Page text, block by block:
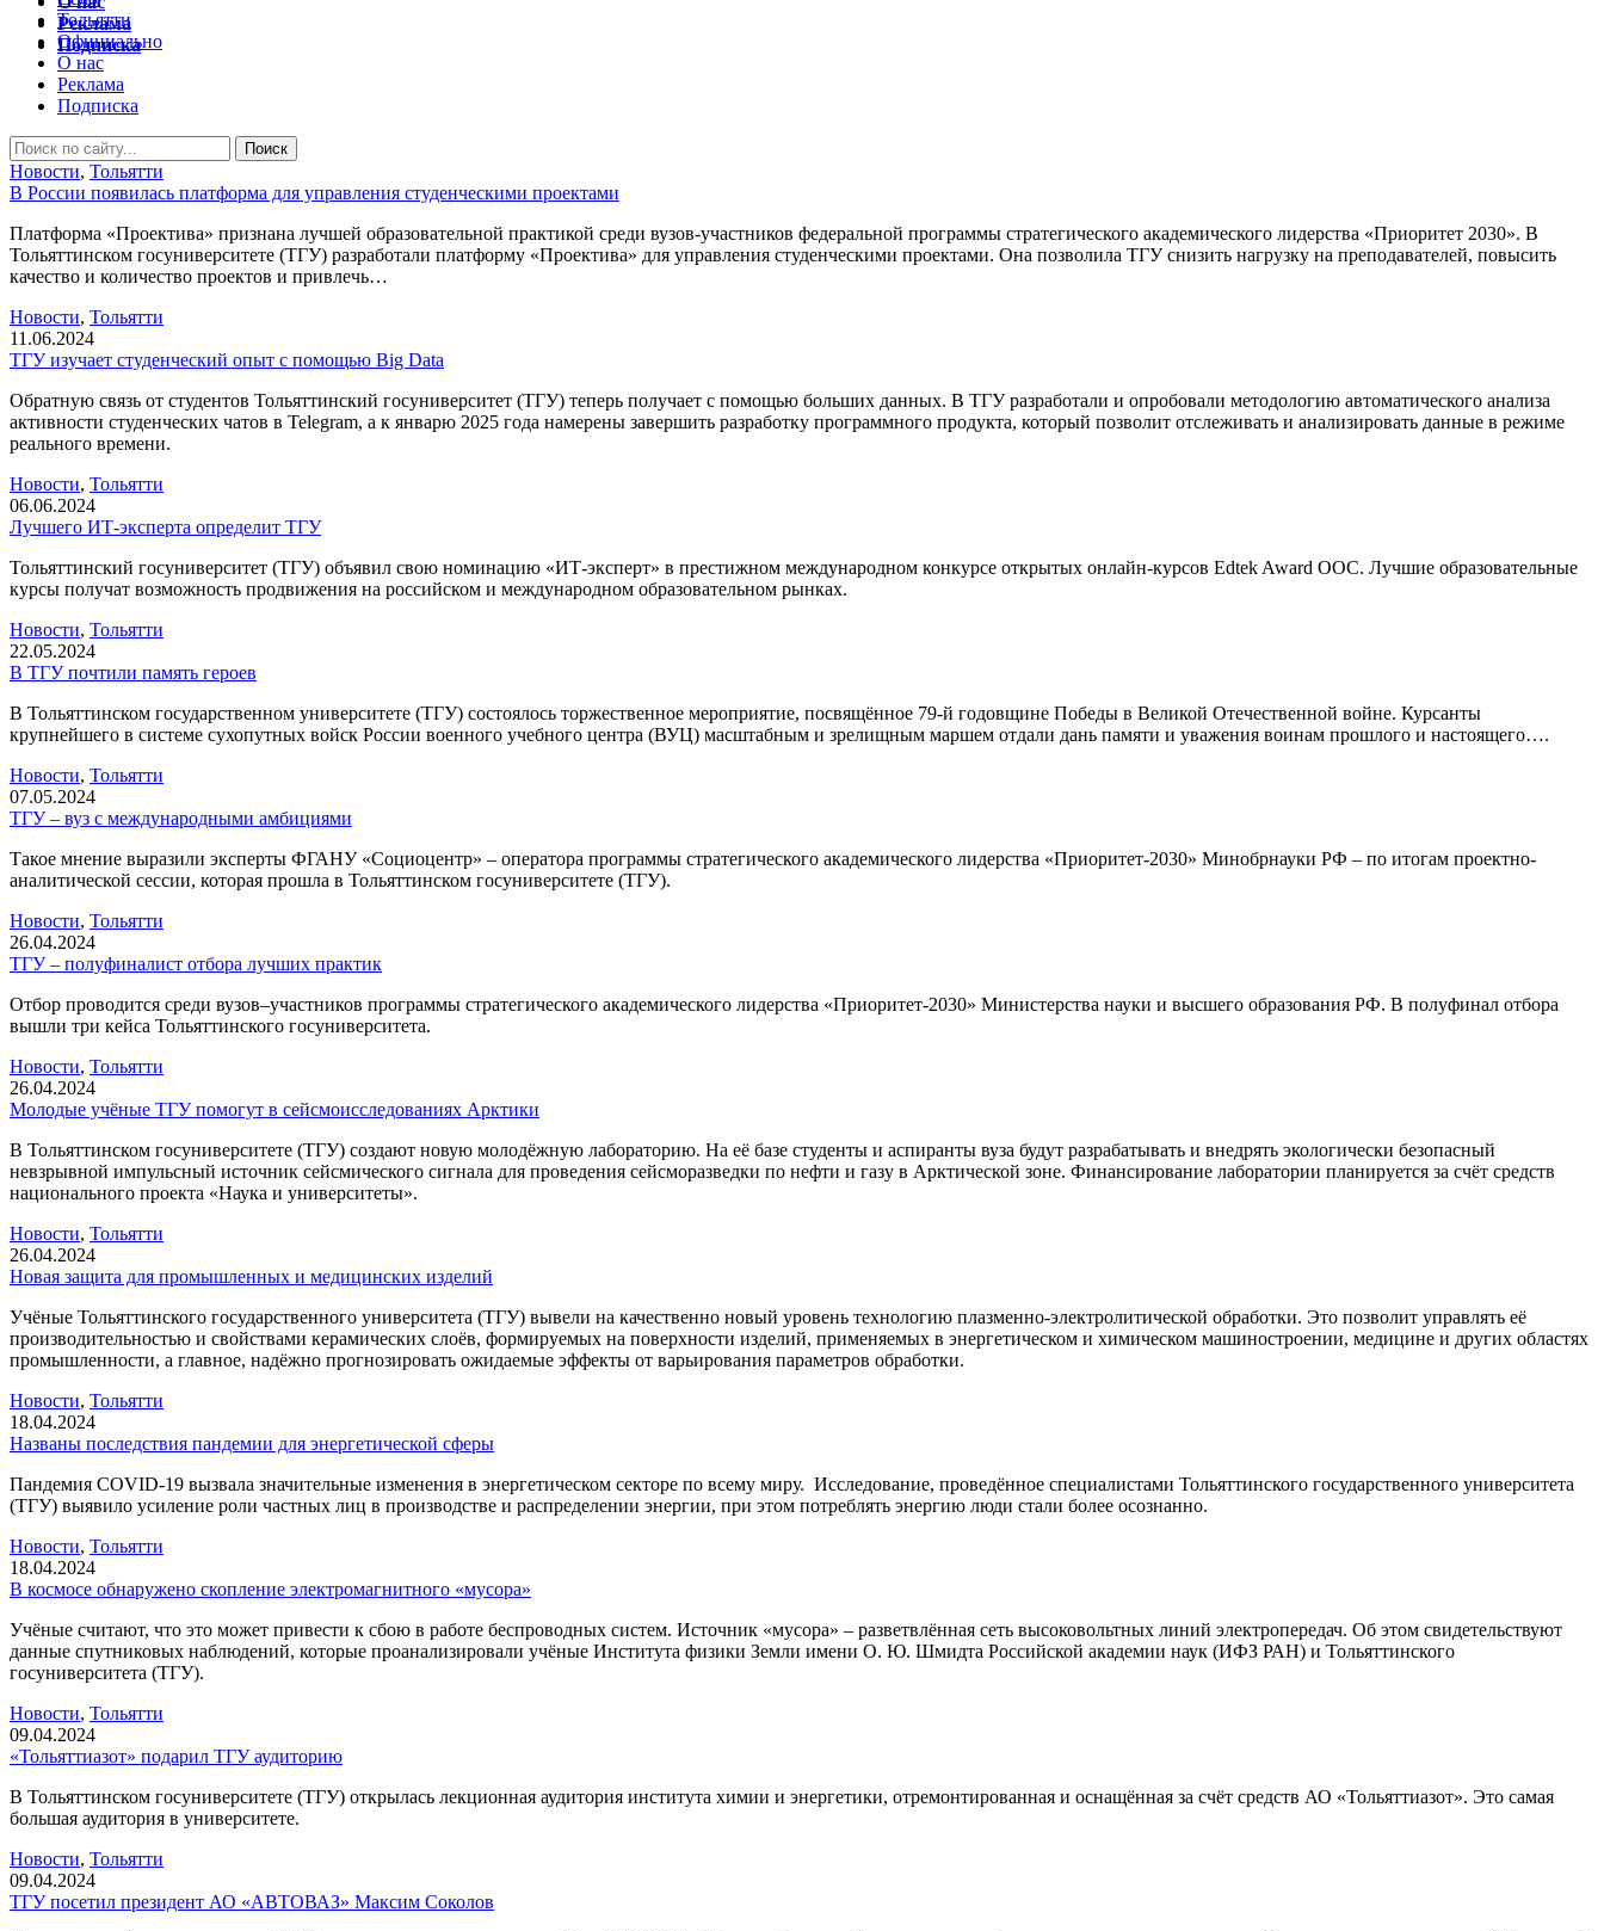
Тольятти
Официально
О нас
Реклама
Подписка
Новости, Тольятти
В России появилась платформа для управления студенческими проектами
Платформа «Проектива» признана лучшей образовательной практикой среди вузов-участников федеральной программы стратегического академического лидерства «Приоритет 2030». В
Тольяттинском госуниверситете (ТГУ) разработали платформу «Проектива» для управления студенческими проектами. Она позволила ТГУ снизить нагрузку на преподавателей, повысить
качество и количество проектов и привлечь…
Новости, Тольятти
11.06.2024
ТГУ изучает студенческий опыт с помощью Big Data
Обратную связь от студентов Тольяттинский госуниверситет (ТГУ) теперь получает с помощью больших данных. В ТГУ разработали и опробовали методологию автоматического анализа
активности студенческих чатов в Telegram, а к январю 2025 года намерены завершить разработку программного продукта, который позволит отслеживать и анализировать данные в режиме
реального времени.
Новости, Тольятти
06.06.2024
Лучшего ИТ-эксперта определит ТГУ
Тольяттинский госуниверситет (ТГУ) объявил свою номинацию «ИТ-эксперт» в престижном международном конкурсе открытых онлайн-курсов Edtek Award OOC. Лучшие образовательные
курсы получат возможность продвижения на российском и международном образовательном рынках.
Новости, Тольятти
22.05.2024
В ТГУ почтили память героев
В Тольяттинском государственном университете (ТГУ) состоялось торжественное мероприятие, посвящённое 79-й годовщине Победы в Великой Отечественной войне. Курсанты
крупнейшего в системе сухопутных войск России военного учебного центра (ВУЦ) масштабным и зрелищным маршем отдали дань памяти и уважения воинам прошлого и настоящего….
Новости, Тольятти
07.05.2024
ТГУ – вуз с международными амбициями
Такое мнение выразили эксперты ФГАНУ «Социоцентр» – оператора программы стратегического академического лидерства «Приоритет-2030» Минобрнауки РФ – по итогам проектно-
аналитической сессии, которая прошла в Тольяттинском госуниверситете (ТГУ).
Новости, Тольятти
26.04.2024
ТГУ – полуфиналист отбора лучших практик
Отбор проводится среди вузов–участников программы стратегического академического лидерства «Приоритет-2030» Министерства науки и высшего образования РФ. В полуфинал отбора
вышли три кейса Тольяттинского госуниверситета.
Новости, Тольятти
26.04.2024
Молодые учёные ТГУ помогут в сейсмоисследованиях Арктики
В Тольяттинском госуниверситете (ТГУ) создают новую молодёжную лабораторию. На её базе студенты и аспиранты вуза будут разрабатывать и внедрять экологически безопасный
невзрывной импульсный источник сейсмического сигнала для проведения сейсморазведки по нефти и газу в Арктической зоне. Финансирование лаборатории планируется за счёт средств
национального проекта «Наука и университеты».
Новости, Тольятти
26.04.2024
Новая защита для промышленных и медицинских изделий
Учёные Тольяттинского государственного университета (ТГУ) вывели на качественно новый уровень технологию плазменно-электролитической обработки. Это позволит управлять её
производительностью и свойствами керамических слоёв, формируемых на поверхности изделий, применяемых в энергетическом и химическом машиностроении, медицине и других областях
промышленности, а главное, надёжно прогнозировать ожидаемые эффекты от варьирования параметров обработки.
Новости, Тольятти
18.04.2024
Названы последствия пандемии для энергетической сферы
Пандемия COVID-19 вызвала значительные изменения в энергетическом секторе по всему миру. Исследование, проведённое специалистами Тольяттинского государственного университета
(ТГУ) выявило усиление роли частных лиц в производстве и распределении энергии, при этом потреблять энергию люди стали более осознанно.
Новости, Тольятти
18.04.2024
В космосе обнаружено скопление электромагнитного «мусора»
Учёные считают, что это может привести к сбою в работе беспроводных систем. Источник «мусора» – разветвлённая сеть высоковольтных линий электропередач. Об этом свидетельствуют
данные спутниковых наблюдений, которые проанализировали учёные Института физики Земли имени О. Ю. Шмидта Российской академии наук (ИФЗ РАН) и Тольяттинского
госуниверситета (ТГУ).
Новости, Тольятти
09.04.2024
«Тольяттиазот» подарил ТГУ аудиторию
В Тольяттинском госуниверситете (ТГУ) открылась лекционная аудитория института химии и энергетики, отремонтированная и оснащённая за счёт средств АО «Тольяттиазот». Это самая
большая аудитория в университете.
Новости, Тольятти
09.04.2024
ТГУ посетил президент АО «АВТОВАЗ» Максим Соколов
Реклама
Подписка